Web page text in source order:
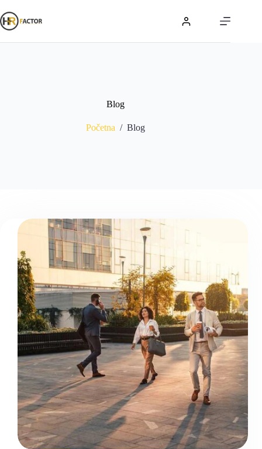
Blog
Početna / Blog